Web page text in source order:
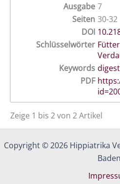
Ausgabe 7
Seiten 30-32
DOI
Schlüsselwörter
Keywords
PDF
Zeige 1 bis 2 von 2 Artikel
Copyright © 2026 Hippiatrika
Baden